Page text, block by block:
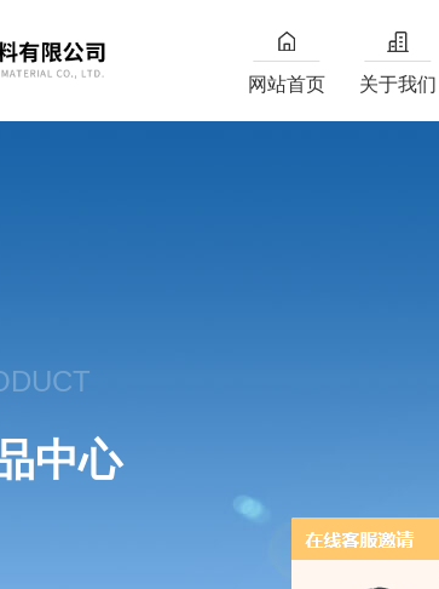
网站首页 关于我们
中心